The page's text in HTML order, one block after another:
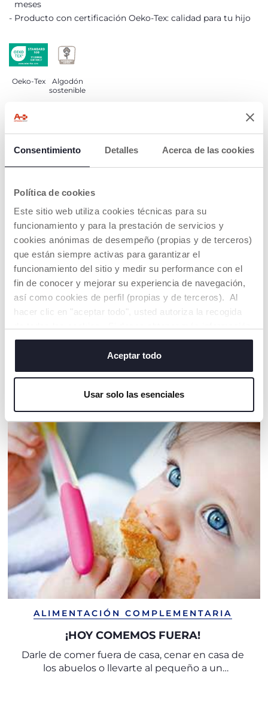
Consentimiento Detalles Acerca de las cookies
Política de cookies
Este sitio web utiliza cookies técnicas para su
funcionamiento y para la prestación de servicios y
cookies anónimas de desempeño (propias y de terceros)
que están siempre activas para garantizar el
funcionamiento del sitio y medir su performance con el
fin de conocer y mejorar su experiencia de navegación,
así como cookies de perfil (propias y de terceros). Al
hacer clic en "aceptar todo", usted autoriza la recogida
o cambiar o revocar el consentimiento de todas o
algunas cookies, haga clic en "mostrar detalles". Al
cerrar este banner, usted consiente en utilizar
servicio solicitado.
Aceptar todo
Usar solo las esenciales
meses
Producto con certificación Oeko-Tex: calidad para tu hijo
Oeko-Tex
Algodón
sostenible
DETALLES DEL PRODUCTO
COMPROMISO CHICCO
NUESTRO ALGODÓN ES... ¡SOSTENIBLE!
Algodón cultivado de acuerdo con un programa cuyo
objetivo es poner en el mercado hilos de algodón
certificado cultivado siguiendo todas las medidas para
hacerlo SOSTENIBLE, tanto desde el punto de vista
medioambiental como económico y social.
Toda la cadena de suministro y producción se rastrea y
sigue las mismas medidas de sostenibilidad.
Buscar una tienda
NUESTRO CONSEJOS
ALIMENTACIÓN COMPLEMENTARIA
¡HOY COMEMOS FUERA!
Darle de comer fuera de casa, cenar en casa de
los abuelos o llevarte al pequeño a un